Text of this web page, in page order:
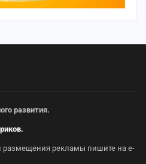
развития.
размещения рекламы пишите на e-